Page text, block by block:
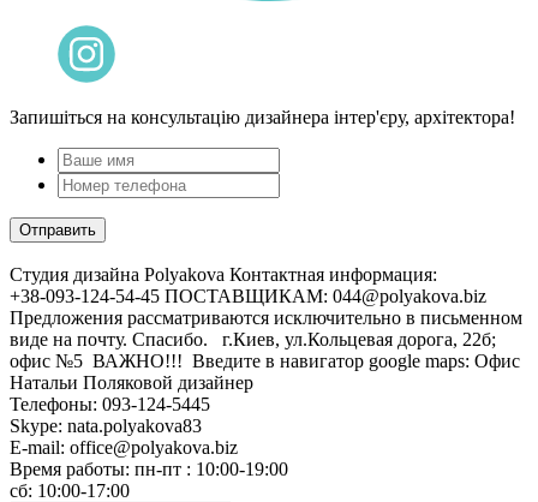
Запишіться на консультацію дизайнера інтер'єру, архітектора!
Cтудия дизайна Polyakova Контактная информация:
+38-093-124-54-45 ПОСТАВЩИКАМ: 044@polyakova.biz
Предложения рассматриваются исключительно в письменном
виде на почту. Спасибо. г.Киев, ул.Кольцевая дорога, 22б;
офис №5 ВАЖНО!!! Введите в навигатор google maps: Офис
Натальи Поляковой дизайнер
Телефоны: 093-124-5445
Skype: nata.polyakova83
E-mail: office@polyakova.biz
Время работы: пн-пт : 10:00-19:00
сб: 10:00-17:00